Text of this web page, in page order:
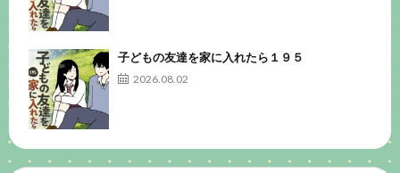
子どもの友達を家に入れたら１９５
2026.08.02